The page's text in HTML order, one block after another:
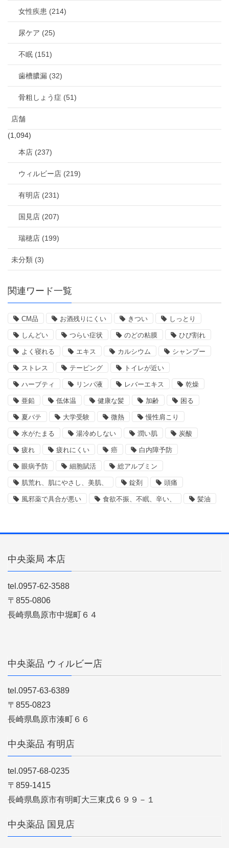
女性疾患 (214)
尿ケア (25)
不眠 (151)
歯槽膿漏 (32)
骨粗しょう症 (51)
店舗
(1,094)
本店 (237)
ウィルビー店 (219)
有明店 (231)
国見店 (207)
瑞穂店 (199)
未分類 (3)
関連ワード一覧
CM品 お酒残りにくい きつい しっとり
しんどい つらい症状 のどの粘膜 ひび割れ
よく寝れる エキス カルシウム シャンプー
ストレス テーピング トイレが近い
ハーブティ リンパ液 レバーエキス 乾燥
亜鉛 低体温 健康な髪 加齢 困る
夏バテ 大学受験 微熱 慢性肩こり
水がたまる 湯冷めしない 潤い肌 炭酸
疲れ 疲れにくい 癌 白内障予防
眼病予防 細胞賦活 総アルブミン
肌荒れ、肌にやさし、美肌、 錠剤 頭痛
風邪薬で具合が悪い 食欲不振、不眠、辛い、 髪油
中央薬局 本店
tel.0957-62-3588
〒855-0806
長崎県島原市中堀町６４
中央薬品 ウィルビー店
tel.0957-63-6389
〒855-0823
長崎県島原市湊町６６
中央薬品 有明店
tel.0957-68-0235
〒859-1415
長崎県島原市有明町大三東戊６９９－１
中央薬品 国見店